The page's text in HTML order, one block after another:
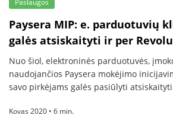
Paslaugos
Paysera MIP: e. parduotuvių
galės atsiskaityti ir per
Nuo šiol, elektroninės parduotuvės,
naudojančios Paysera mokėjimo
savo pirkėjams galės pasiūlyti
Kovas 2020 • 6 min.